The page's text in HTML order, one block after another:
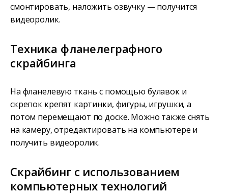
смонтировать, наложить озвучку — получится
видеоролик.
Техника фланелеграфного
скрайбинга
На фланелевую ткань с помощью булавок и
скрепок крепят картинки, фигуры, игрушки, а
потом перемещают по доске. Можно также снять
на камеру, отредактировать на компьютере и
получить видеоролик.
Скрайбинг с использованием
компьютерных технологий